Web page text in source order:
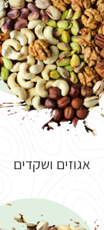
אגוזים ושקדים